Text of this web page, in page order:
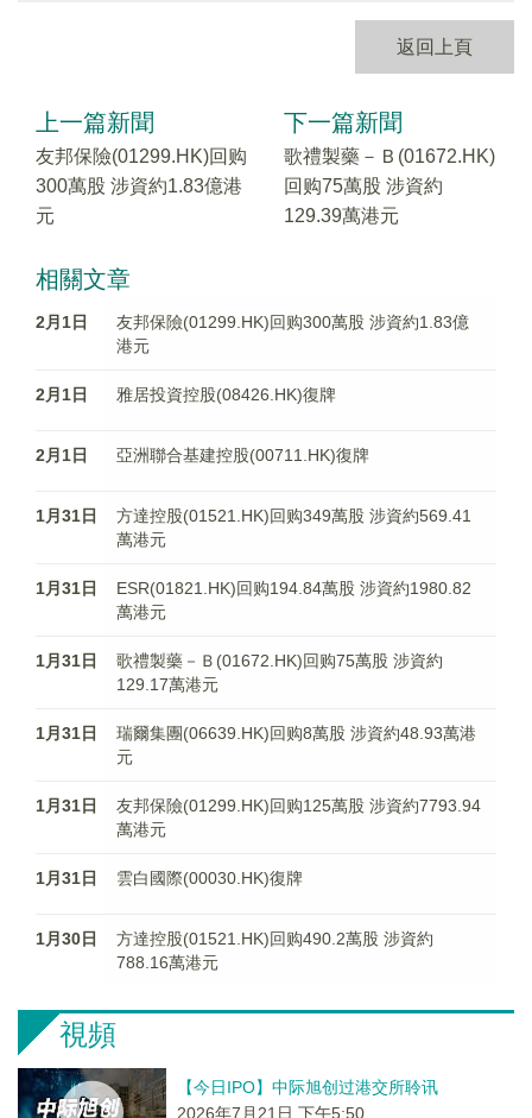
返回上頁
上一篇新聞
友邦保險(01299.HK)回购
300萬股 涉資約1.83億港
元
下一篇新聞
歌禮製藥－Ｂ(01672.HK)
回购75萬股 涉資約
129.39萬港元
相關文章
2月1日
友邦保險(01299.HK)回购300萬股 涉資約1.83億
港元
2月1日 雅居投資控股(08426.HK)復牌
2月1日 亞洲聯合基建控股(00711.HK)復牌
1月31日
方達控股(01521.HK)回购349萬股 涉資約569.41
萬港元
1月31日
ESR(01821.HK)回购194.84萬股 涉資約1980.82
萬港元
1月31日
歌禮製藥－Ｂ(01672.HK)回购75萬股 涉資約
129.17萬港元
1月31日
瑞爾集團(06639.HK)回购8萬股 涉資約48.93萬港
元
1月31日
友邦保險(01299.HK)回购125萬股 涉資約7793.94
萬港元
1月31日 雲白國際(00030.HK)復牌
1月30日
方達控股(01521.HK)回购490.2萬股 涉資約
788.16萬港元
視頻
【今日IPO】中际旭创过港交所聆讯
2026年7月21日 下午5:50